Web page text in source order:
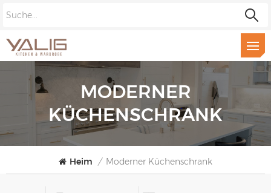
MODERNER
KÜCHENSCHRANK
Heim / Moderner Küchenschrank